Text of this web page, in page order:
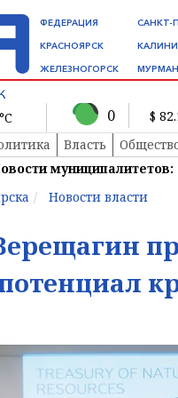
ФЕДЕРАЦИЯ
КРАСНОЯРСК
ЖЕЛЕЗНОГОРСК
САНКТ-
°C 0
$
Власть
муниципалитетов:
Новости власти